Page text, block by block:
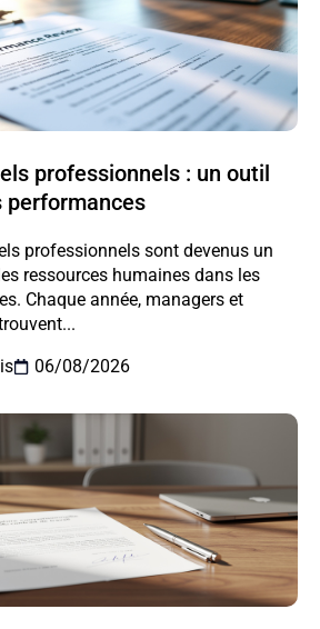
professionnels : un outil
performances
professionnels sont devenus un
ressources humaines dans les
Chaque année, managers et
06/08/2026